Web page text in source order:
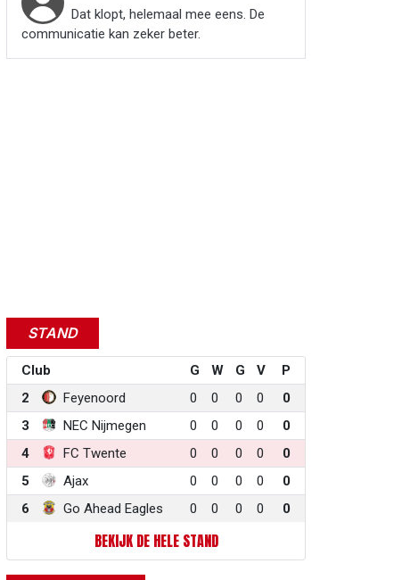
link
Dat klopt, helemaal mee eens. De
communicatie kan zeker beter.
STAND
Club G W G V
P
2
Feyenoord 0 0 0 0
0
3
NEC Nijmegen 0 0 0 0
0
4
FC Twente 0 0 0 0
0
5
Ajax 0 0 0 0
0
6
Go Ahead Eagles 0 0 0 0 0
BEKIJK DE HELE STAND